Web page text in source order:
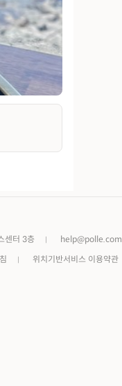
센터 3층
help@polle.com
위치기반서비스 이용약관